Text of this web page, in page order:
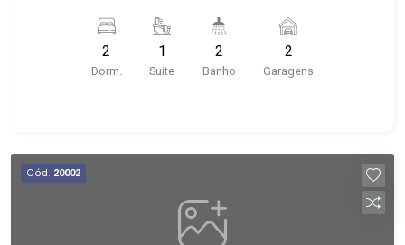
Condomínio com roof top (piscina, academia
entre outros);
2
Dorm.
1
Suite
2
Banho
2
Garagens
Cód. 20002